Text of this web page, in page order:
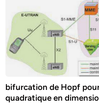
bifurcation de Hopf
quadratique en